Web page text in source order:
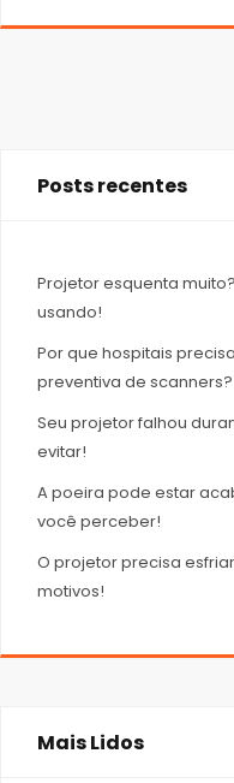
Posts recentes
Projetor esquenta
usando!
Por que hospitais
preventiva de scanners?
Seu projetor falhou
evitar!
A poeira pode estar
você perceber!
O projetor precisa
motivos!
Mais Lidos